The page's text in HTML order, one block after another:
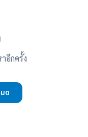
อีกครั้ง
ด